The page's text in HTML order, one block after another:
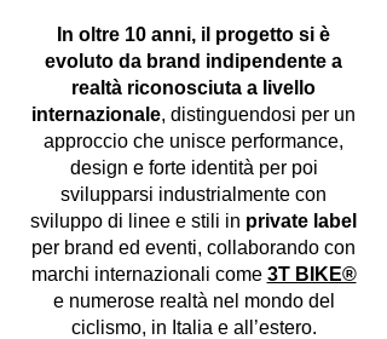
In oltre 10 anni, il progetto si è
evoluto da brand indipendente a
realtà riconosciuta a livello
internazionale, distinguendosi per un
approccio che unisce performance,
design e forte identità per poi
svilupparsi industrialmente con
sviluppo di linee e stili in private label
per brand ed eventi, collaborando con
marchi internazionali come 3T BIKE®
e numerose realtà nel mondo del
ciclismo, in Italia e all’estero.